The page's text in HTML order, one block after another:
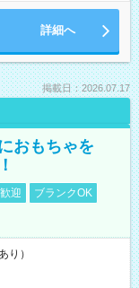
詳細へ
掲載日：2026.07.17
おもちゃを
迎
ブランクOK
り）